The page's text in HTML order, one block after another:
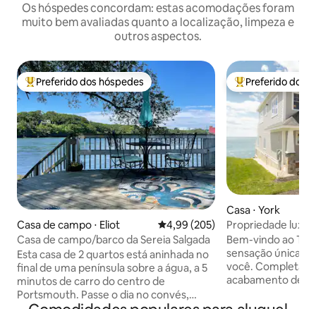
Os hóspedes concordam: estas acomodações foram
muito bem avaliadas quanto a localização, limpeza e
outros aspectos.
Entre os melhores preferidos dos hóspedes
Preferido dos hóspedes
Casa de campo ⋅ Eliot 4,99 de uma avaliação média de
4,99 (205)
Casa de campo/barco da Sereia Salgada
Esta casa de 2 quartos está aninhada no
final de uma península sobre a água, a 5
minutos de carro do centro de
Portsmouth. Passe o dia no convés,
Entre os
Preferido dos
Casa ⋅ York
Propriedade
Bem-vindo ao
sensação única
você.
acabamento de